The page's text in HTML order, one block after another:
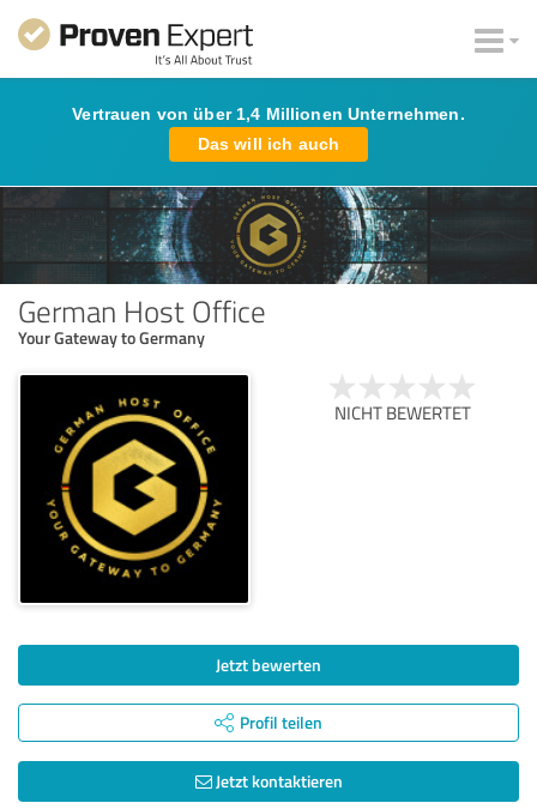
Vertrauen von über 1,4 Millionen Unternehmen.
Das will ich auch
German Host Office
Your Gateway to Germany
NICHT BEWERTET
Jetzt bewerten
Profil teilen
Jetzt kontaktieren